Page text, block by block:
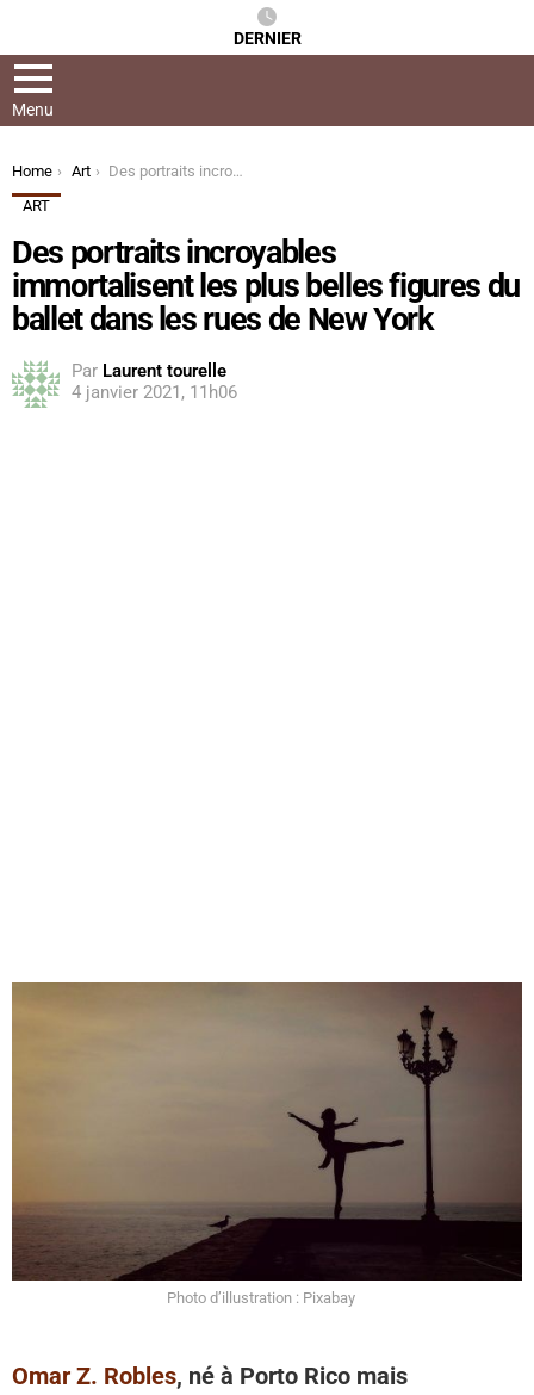
DERNIER
Menu
You are here:
Home Art
Des portraits incroyables immortalisent les plus belles figures du ballet dans les rues de New York
ART
Des portraits incroyables
immortalisent les plus belles figures du
ballet dans les rues de New York
Par Laurent tourelle
4 janvier 2021, 11h06
Photo d’illustration : Pixabay
Omar Z. Robles, né à Porto Rico mais